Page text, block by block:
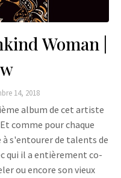
Woman |
14, 2018
album de cet artiste
comme pour chaque
s'entourer de talents de
qui il a entièrement co-
ou encore son vieux